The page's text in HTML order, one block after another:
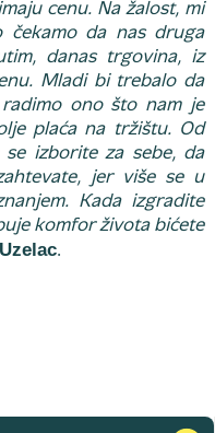
cenu. Na žalost, mi
čekamo da nas druga
danas trgovina, iz
Mladi bi trebalo da
ono što nam je
plaća na tržištu. Od
izborite za sebe, da
jer više se u
Kada izgradite
komfor života bićete
Uzelac.